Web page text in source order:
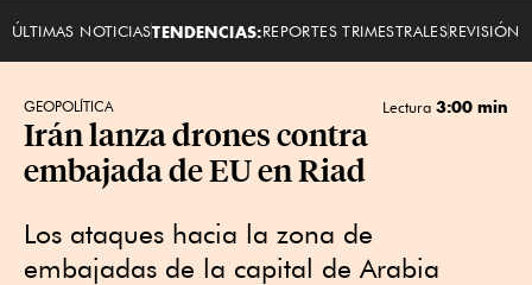
ÚLTIMAS NOTICIASTENDENCIAS:REPORTES TRIMESTRALESREVISIÓN
GEOPOLÍTICA Lectura 3:00 min
Irán lanza drones contra
embajada de EU en Riad
Los ataques hacia la zona de
embajadas de la capital de Arabia